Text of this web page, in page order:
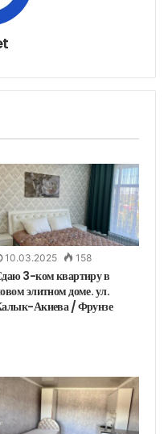
10.03.2025 158
3-ком квартиру в
элитном доме. ул.
Акиева / Фрунзе